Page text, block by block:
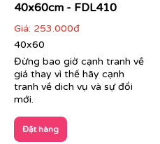
40x60cm - FDL410
Giá: 253.000đ
40x60
Đừng bao giờ cạnh tranh về
giá thay vì thế hãy cạnh
tranh về dich vụ và sự đổi
mới.
Đặt hàng